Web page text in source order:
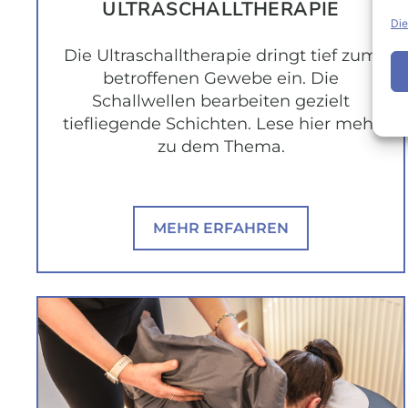
ULTRASCHALL­THERAPIE
Die Ultraschalltherapie dringt tief zum
betroffenen Gewebe ein. Die
Schallwellen bearbeiten gezielt
tiefliegende Schichten. Lese hier mehr
zu dem Thema.
MEHR ERFAHREN